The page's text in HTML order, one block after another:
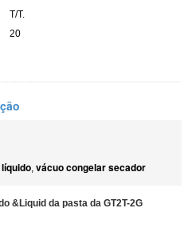
T/T.
20
, vácuo congelar secador
&Liquid da pasta da GT2T-2G